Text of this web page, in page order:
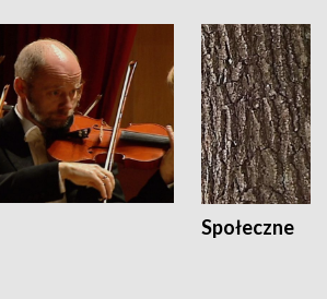
Społeczne